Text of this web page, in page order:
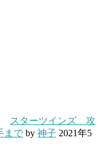
スターツインズ 攻
まで by 神子 2021年5